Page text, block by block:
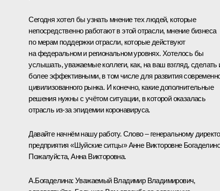
Сегодня хотел бы узнать мнение тех людей, которые
непосредственно работают в этой отрасли, мнение бизнеса
по мерам поддержки отрасли, которые действуют
на федеральном и региональном уровнях. Хотелось бы
услышать, уважаемые коллеги, как, на ваш взгляд, сделать
более эффективными, в том числе для развития
цивилизованного рынка. И конечно, какие дополнительные
решения нужны с учётом ситуации, в которой оказалась
отрасль из-за эпидемии коронавируса.
Давайте начнём нашу работу. Слово – генеральному
предприятия «Шуйские ситцы» Анне Викторовне
Пожалуйста, Анна Викторовна.
А.Богаделина: Уважаемый Владимир Владимирович,